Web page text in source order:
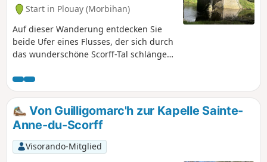
Start in Plouay (Morbihan)
Auf dieser Wanderung entdecken Sie
beide Ufer eines Flusses, der sich durch
das wunderschöne Scorff-Tal schlängelt.
Schleife auf das Plateau oberhalb des
Tals in Richtung des Dorfes Ty Meur, wo
Sie die Kapelle Saint Julien besichtigen
können, bevor Sie über den Weiler
Kervinel ins Tal zurückkehren.
Von Guilligomarc'h zur Kapelle Sainte-
Anne-du-Scorff
Visorando-Mitglied